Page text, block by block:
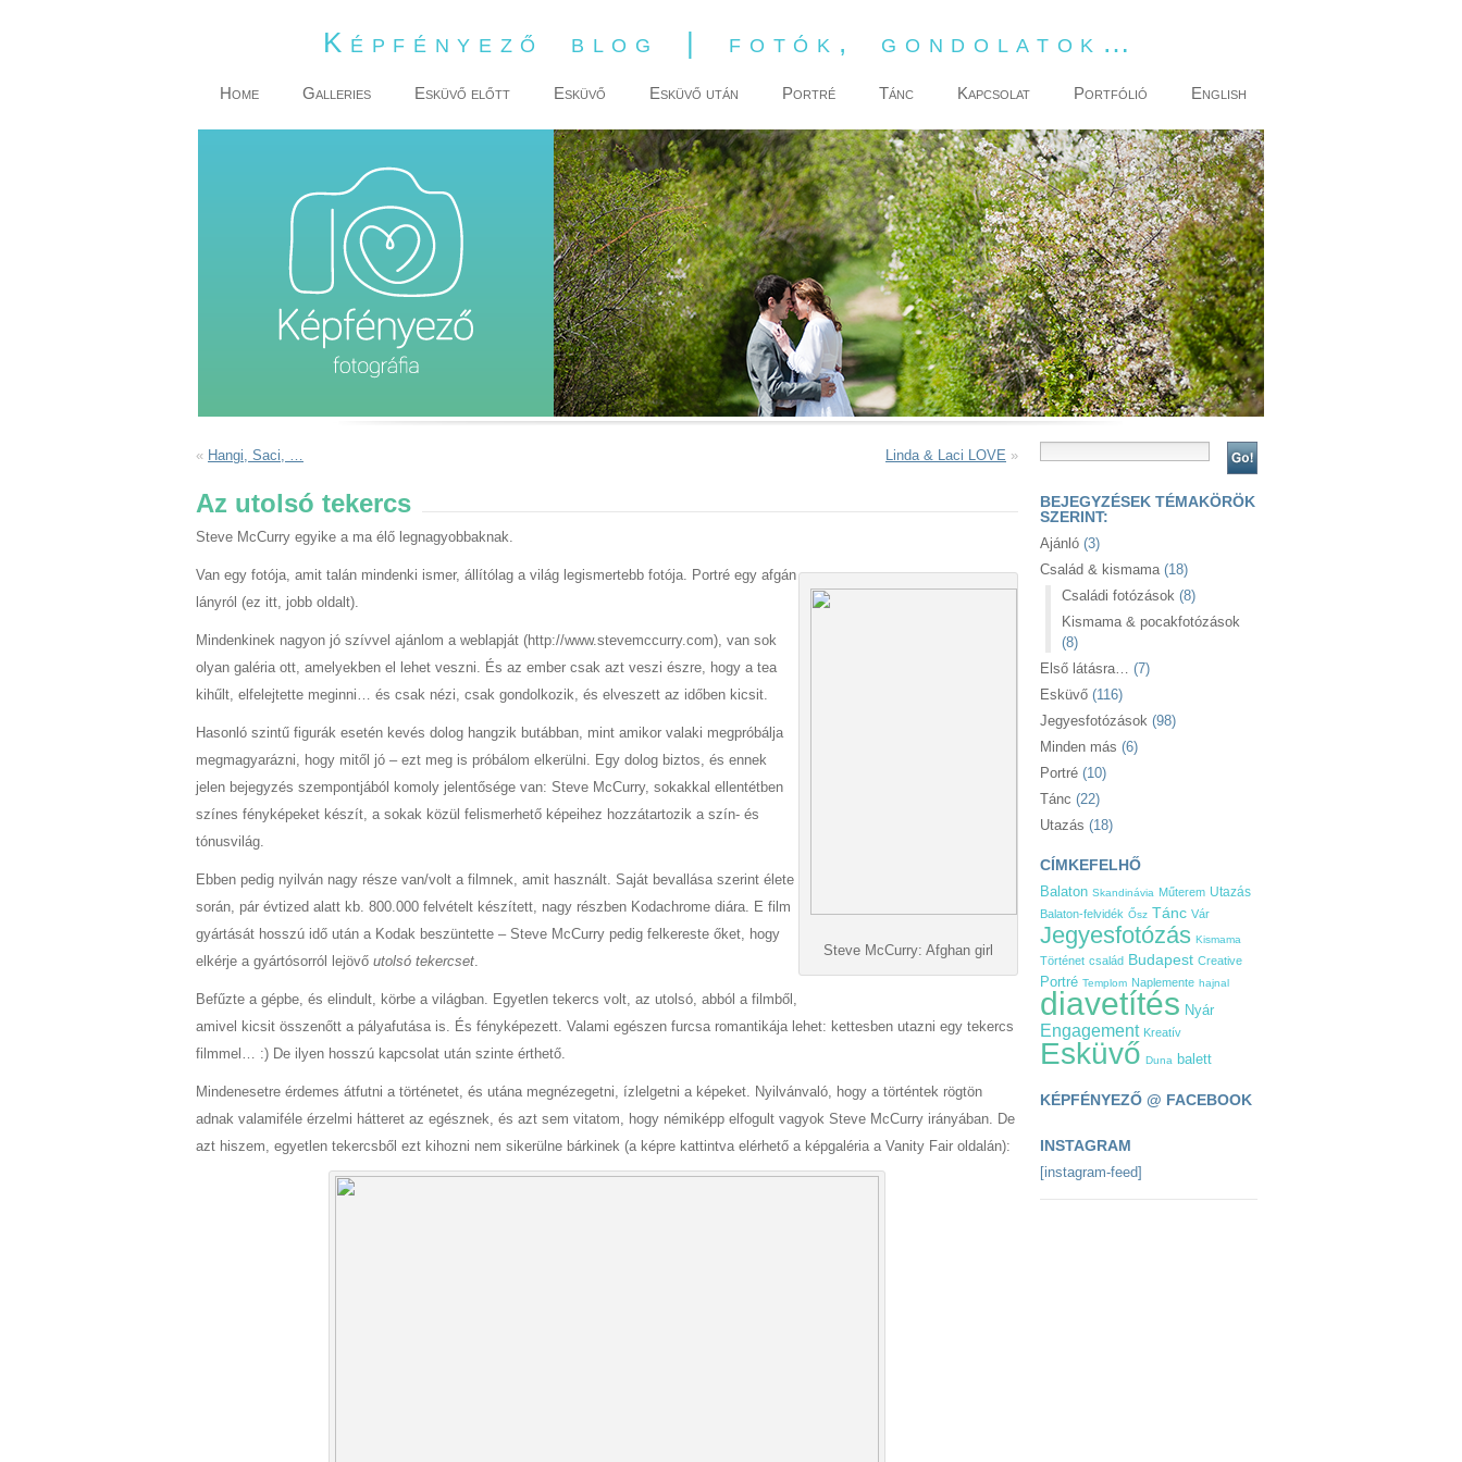
Képfényező blog | fotók, gondolatok…
Home Galleries Esküvő előtt Esküvő Esküvő után Portré Tánc Kapcsolat Portfólió English
« Hangi, Saci, … Linda & Laci LOVE »
Az utolsó tekercs
Steve McCurry egyike a ma élő legnagyobbaknak.
Steve McCurry: Afghan girl
Van egy fotója, amit talán mindenki ismer, állítólag a világ legismertebb fotója. Portré egy afgán
lányról (ez itt, jobb oldalt).
Mindenkinek nagyon jó szívvel ajánlom a weblapját (http://www.stevemccurry.com), van sok
olyan galéria ott, amelyekben el lehet veszni. És az ember csak azt veszi észre, hogy a tea
kihűlt, elfelejtette meginni… és csak nézi, csak gondolkozik, és elveszett az időben kicsit.
Hasonló szintű figurák esetén kevés dolog hangzik butábban, mint amikor valaki megpróbálja
megmagyarázni, hogy mitől jó – ezt meg is próbálom elkerülni. Egy dolog biztos, és ennek
jelen bejegyzés szempontjából komoly jelentősége van: Steve McCurry, sokakkal ellentétben
színes fényképeket készít, a sokak közül felismerhető képeihez hozzátartozik a szín- és
tónusvilág.
Ebben pedig nyilván nagy része van/volt a filmnek, amit használt. Saját bevallása szerint élete
során, pár évtized alatt kb. 800.000 felvételt készített, nagy részben Kodachrome diára. E film
gyártását hosszú idő után a Kodak beszüntette – Steve McCurry pedig felkereste őket, hogy
elkérje a gyártósorról lejövő utolsó tekercset.
Befűzte a gépbe, és elindult, körbe a világban. Egyetlen tekercs volt, az utolsó, abból a filmből,
amivel kicsit összenőtt a pályafutása is. És fényképezett. Valami egészen furcsa romantikája lehet: kettesben utazni egy tekercs
filmmel… :) De ilyen hosszú kapcsolat után szinte érthető.
Mindenesetre érdemes átfutni a történetet, és utána megnézegetni, ízlelgetni a képeket. Nyilvánvaló, hogy a történtek rögtön
adnak valamiféle érzelmi hátteret az egésznek, és azt sem vitatom, hogy némiképp elfogult vagyok Steve McCurry irányában. De
azt hiszem, egyetlen tekercsből ezt kihozni nem sikerülne bárkinek (a képre kattintva elérhető a képgaléria a Vanity Fair oldalán):
BEJEGYZÉSEK TÉMAKÖRÖK
SZERINT:
Ajánló (3)
Család & kismama(18)
Családi fotózások (8)
Kismama & pocakfotózások
(8)
Első látásra… (7)
Esküvő (116)
Jegyesfotózások (98)
Minden más (6)
Portré (10)
Tánc (22)
Utazás (18)
CÍMKEFELHŐ
Balaton Skandinávia Műterem Utazás
Balaton-felvidék Ősz Tánc Vár
Jegyesfotózás Kismama
Történet család Budapest Creative
Portré Templom Naplemente hajnal
diavetítés Nyár
Engagement Kreatív
Esküvő Duna balett
KÉPFÉNYEZŐ @ FACEBOOK
INSTAGRAM
[instagram-feed]